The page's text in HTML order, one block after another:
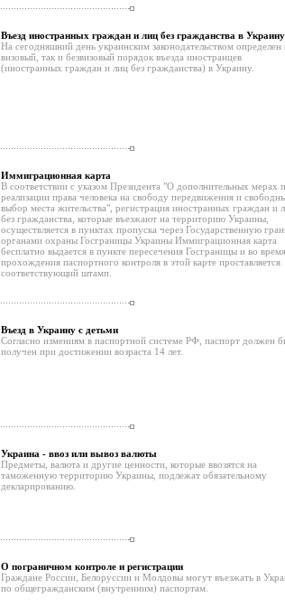
Въезд иностранных граждан и лиц без гражданства в Украину
На сегодняшний день украинским законодательством определен
визовый, так и безвизовый порядок въезда иностранцев
(иностранных граждан и лиц без гражданства) в Украину.
Иммиграционная карта
В соответствии с указом Президента "О дополнительных мерах
реализации права человека на свободу передвижения и
выбор места жительства", регистрация иностранных граждан и
без гражданства, которые въезжают на территорию Украины,
осуществляется в пунктах пропуска через Государственную
органами охраны Госграницы Украины Иммиграционная карта
бесплатно выдается в пункте пересечения Госграницы и во время
прохождения паспортного контроля в этой карте проставляется
соответствующий штамп.
Въезд в Украину с детьми
Согласно измениям в паспортной системе РФ, паспорт должен
получен при достижении возраста 14 лет.
Украина - ввоз или вывоз валюты
Предметы, валюта и другие ценности, которые ввозятся на
таможенную территорию Украины, подлежат обязательному
декларированию.
О пограничном контроле и регистрации
Граждане России, Белоруссии и Молдовы могут въезжать в
по общегражданским (внутренним) паспортам.